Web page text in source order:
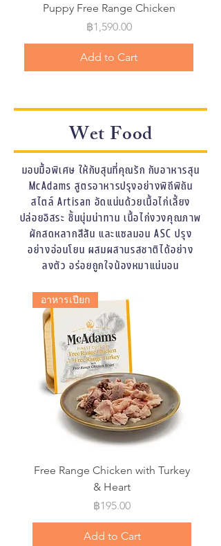
Puppy Free Range Chicken
Price
฿1,590.00
Add to Cart
Wet Food
มอบมื้อพิเศษ ให้กับสุนที่คุณรัก กับอาหารสุน
McAdams สูตรอาหารปรุงอย่างพิถีพิถัน
สไตล์ Artisan อัดแน่นด้วยเนื้อไก่เลี้ยง
ปล่อยอิสระ ชิ้นนุ่มน่าทาน เนื้อไก่งวงคุณภาพ
ผักสดหลากสีสัน และแซลมอน ASC ปรุง
อย่างอ่อนโยน ผสมผสานรสชาติได้อย่าง
ลงตัว อร่อยถูกใจน้องหมาแน่นอน
อาหารเปียก
Free Range Chicken with Turkey
& Heart
Price
฿195.00
Add to Cart